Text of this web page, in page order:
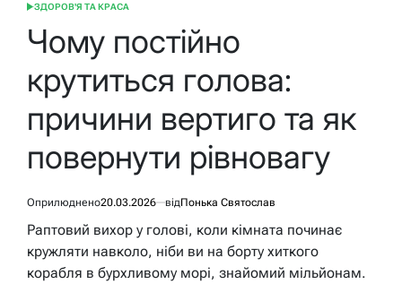
ОПУБЛІКУВАТИ
ЗДОРОВ'Я ТА КРАСА
Чому постійно
крутиться голова:
причини вертиго та як
повернути рівновагу
Оприлюднено20.03.2026 відПонька Святослав
Раптовий вихор у голові, коли кімната починає
кружляти навколо, ніби ви на борту хиткого
корабля в бурхливому морі, знайомий мільйонам.